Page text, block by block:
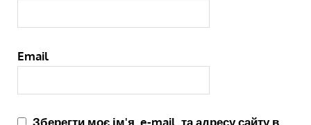
Email
Зберегти моє ім'я, e-mail, та адресу сайту в